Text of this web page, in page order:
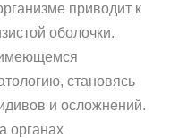
приводит к
оболочки.
становясь
и осложнений.
органах